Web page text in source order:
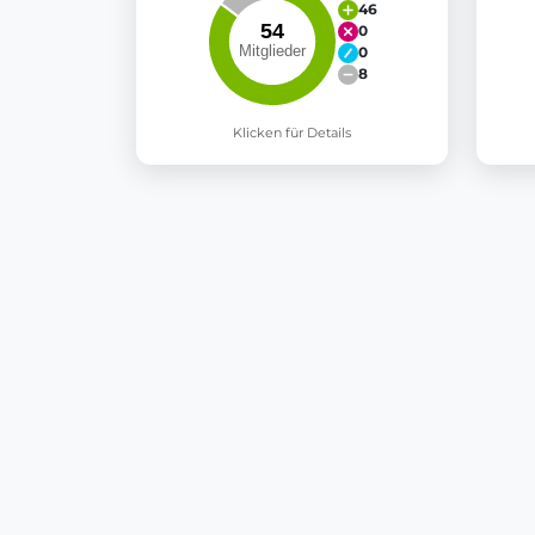
46
0
0
8
Klicken für Details